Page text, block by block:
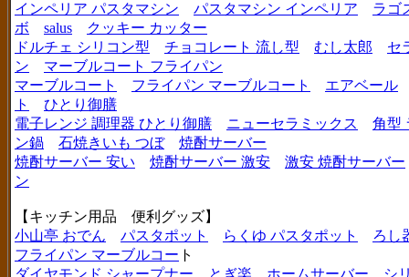
インペリア パスタマシン
パスタマシン インペリア
ラゴ
ボ
salus
クッキー カッター
ドルチェ シリコン型
チョコレート 流し型 むし太郎
セ
ン
マーブルコート フライパン
マーブルコート
フライパン マーブルコート
エアベール
ト
ひとり御膳
電子レンジ 調理器 ひとり御膳
ニューセラミックス
角型
ン鍋
石焼きいも つぼ
焼酎サーバー
焼酎サーバー 安い
焼酎サーバー 激安
激安 焼酎サーバー
ン
【キッチン用品 便利グッズ】
小山亭 おでん
パスタポット らくゆ パスタポット
ろし
フライパン マーブルコー ト
ダイヤモンド シャープナー
とぎ楽 ホームサーバー
シ